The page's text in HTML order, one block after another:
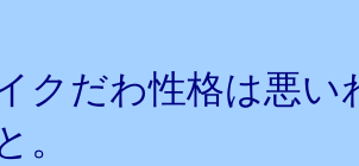
クだわ性格は悪
。